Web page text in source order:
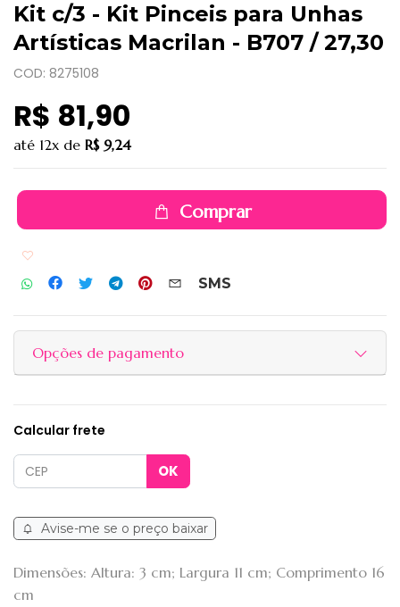
Kit c/3 - Kit Pinceis para Unhas
Artísticas Macrilan - B707 / 27,30
COD: 8275108
R$ 81,90
até 12x de R$ 9,24
Comprar
SMS
Opções de pagamento
Calcular frete
Avise-me se o preço baixar
Dimensões: Altura: 3 cm; Largura 11 cm; Comprimento 16
cm